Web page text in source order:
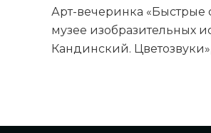
Арт-вечеринка «Быстрые
музее изобразительных
Кандинский.